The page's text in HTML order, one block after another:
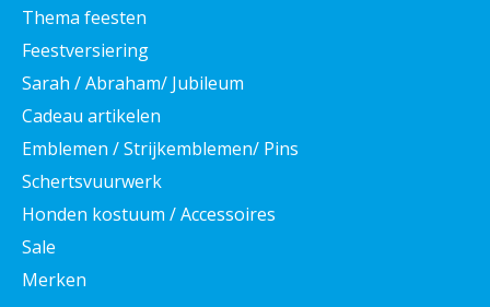
Thema feesten
Feestversiering
Sarah / Abraham/ Jubileum
Cadeau artikelen
Emblemen / Strijkemblemen/ Pins
Schertsvuurwerk
Honden kostuum / Accessoires
Sale
Merken